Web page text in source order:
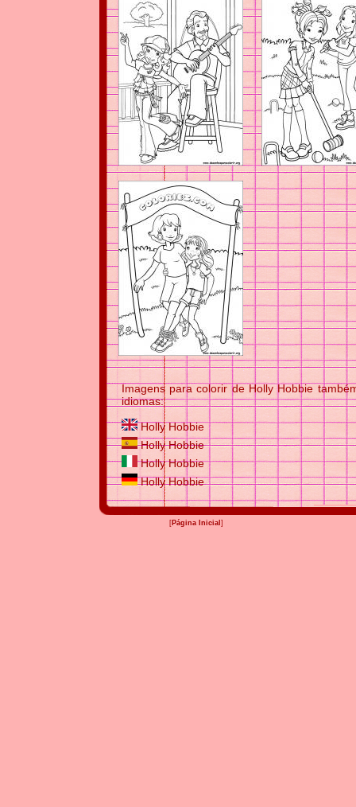
Imagens para colorir de Holly Hobbie
idiomas:
Holly Hobbie
Holly Hobbie
Holly Hobbie
Holly Hobbie
[Página Inicial ]